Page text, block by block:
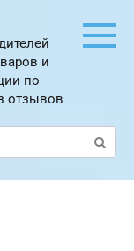
и
по
отзывов